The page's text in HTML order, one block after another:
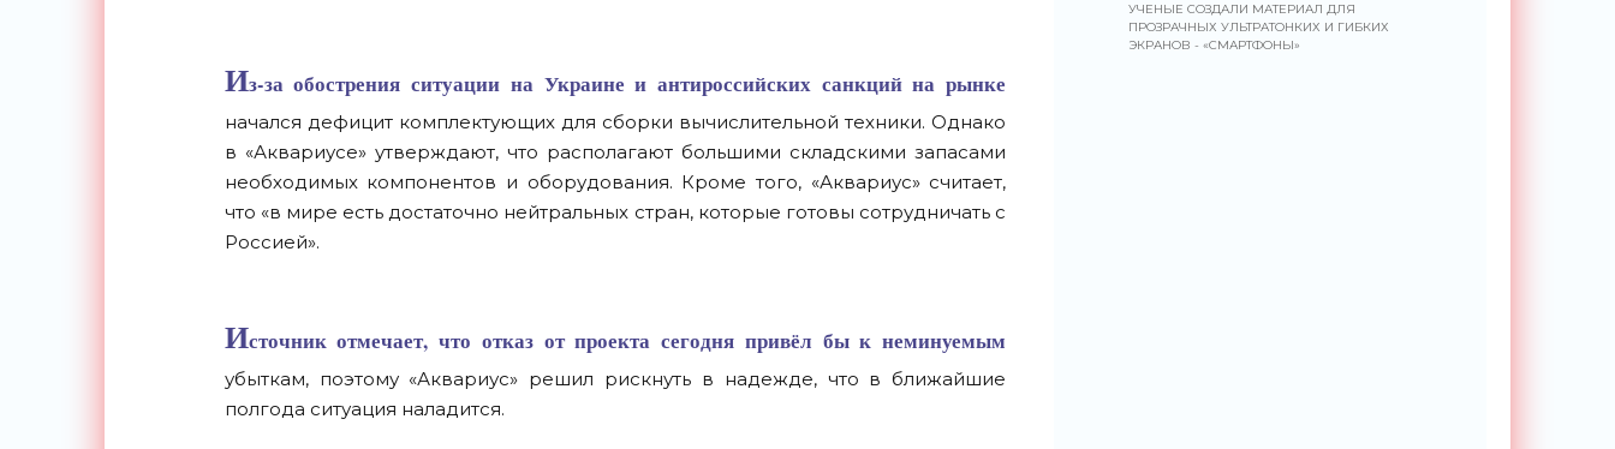
Из-за обострения ситуации на Украине и антироссийских санкций на рынке
начался дефицит комплектующих для сборки вычислительной техники. Однако
в «Аквариусе» утверждают, что располагают большими складскими запасами
необходимых компонентов и оборудования. Кроме того, «Аквариус» считает,
что «в мире есть достаточно нейтральных стран, которые готовы сотрудничать с
Россией».
Источник отмечает, что отказ от проекта сегодня привёл бы к неминуемым
убыткам, поэтому «Аквариус» решил рискнуть в надежде, что в ближайшие
полгода ситуация наладится.
УЧЕНЫЕ СОЗДАЛИ МАТЕРИАЛ ДЛЯ
ПРОЗРАЧНЫХ УЛЬТРАТОНКИХ И ГИБКИХ
ЭКРАНОВ - «СМАРТФОНЫ»